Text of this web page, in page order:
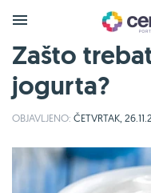
Zašto
jogurta?
OBJAVLJENO: ČETVRTAK,